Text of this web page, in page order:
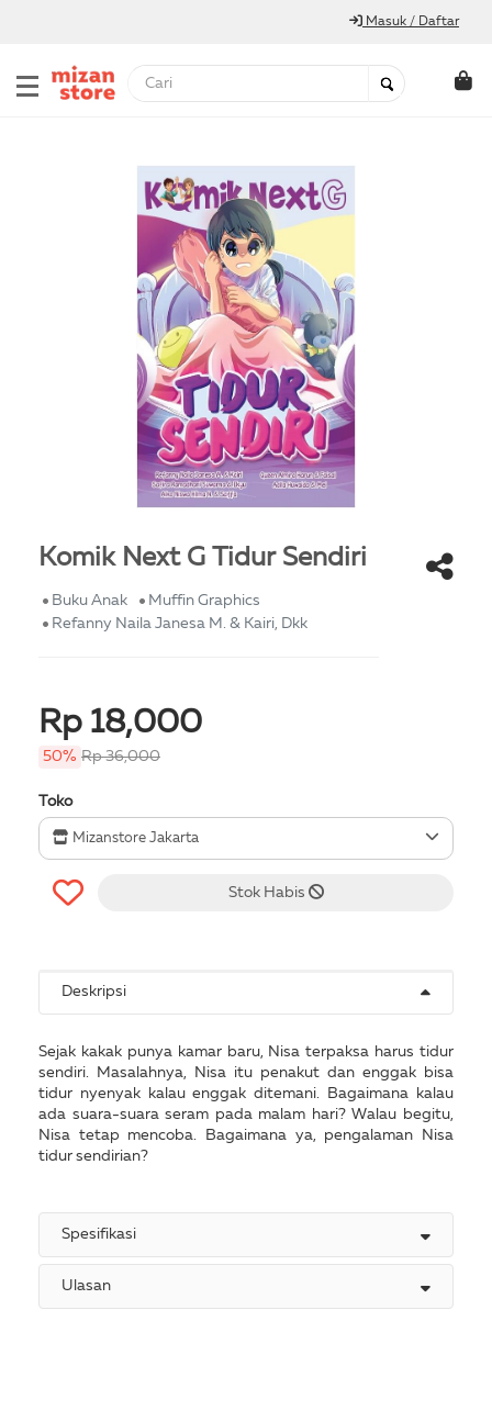
Masuk / Daftar
Komik Next G Tidur Sendiri
Buku Anak
Muffin Graphics
Refanny Naila Janesa M. & Kairi, Dkk
Rp 18,000
50% Rp 36,000
Toko
Mizanstore Jakarta
Stok Habis
Deskripsi
Sejak kakak punya kamar baru, Nisa terpaksa harus tidur
sendiri. Masalahnya, Nisa itu penakut dan enggak bisa
tidur nyenyak kalau enggak ditemani. Bagaimana kalau
ada suara-suara seram pada malam hari? Walau begitu,
Nisa tetap mencoba. Bagaimana ya, pengalaman Nisa
tidur sendirian?
Spesifikasi
Ulasan